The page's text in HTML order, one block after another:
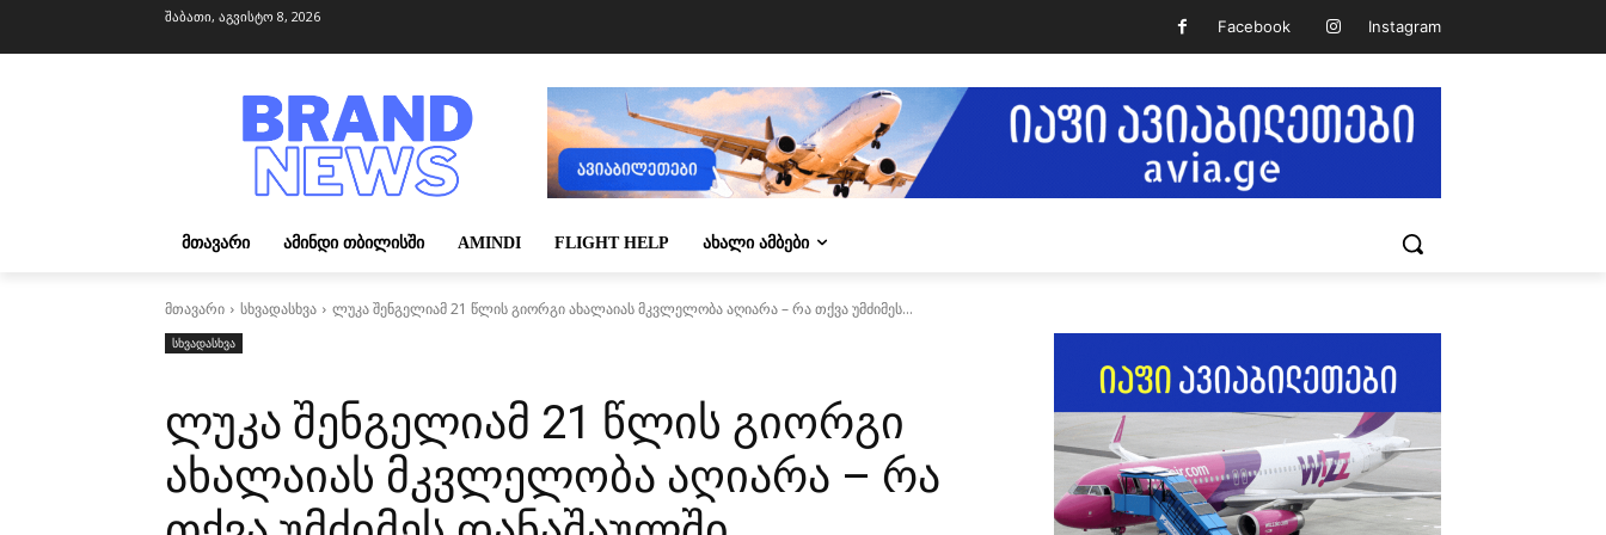
Facebook Instagram
შაბათი, აგვისტო 8, 2026
ᲛᲗᲐᲕᲐᲠᲘ ᲐᲛᲘᲜᲓᲘ ᲗᲑᲘᲚᲘᲡᲨᲘ AMINDI FLIGHT HELP ᲐᲮᲐᲚᲘ ᲐᲛᲑᲔᲑᲘ
მთავარი სხვადასხვა ლუკა შენგელიამ 21 წლის გიორგი ახალაიას მკვლელობა აღიარა – რა თქვა უმძიმეს...
სხვადასხვა
ლუკა შენგელიამ 21 წლის გიორგი
ახალაიას მკვლელობა აღიარა – რა